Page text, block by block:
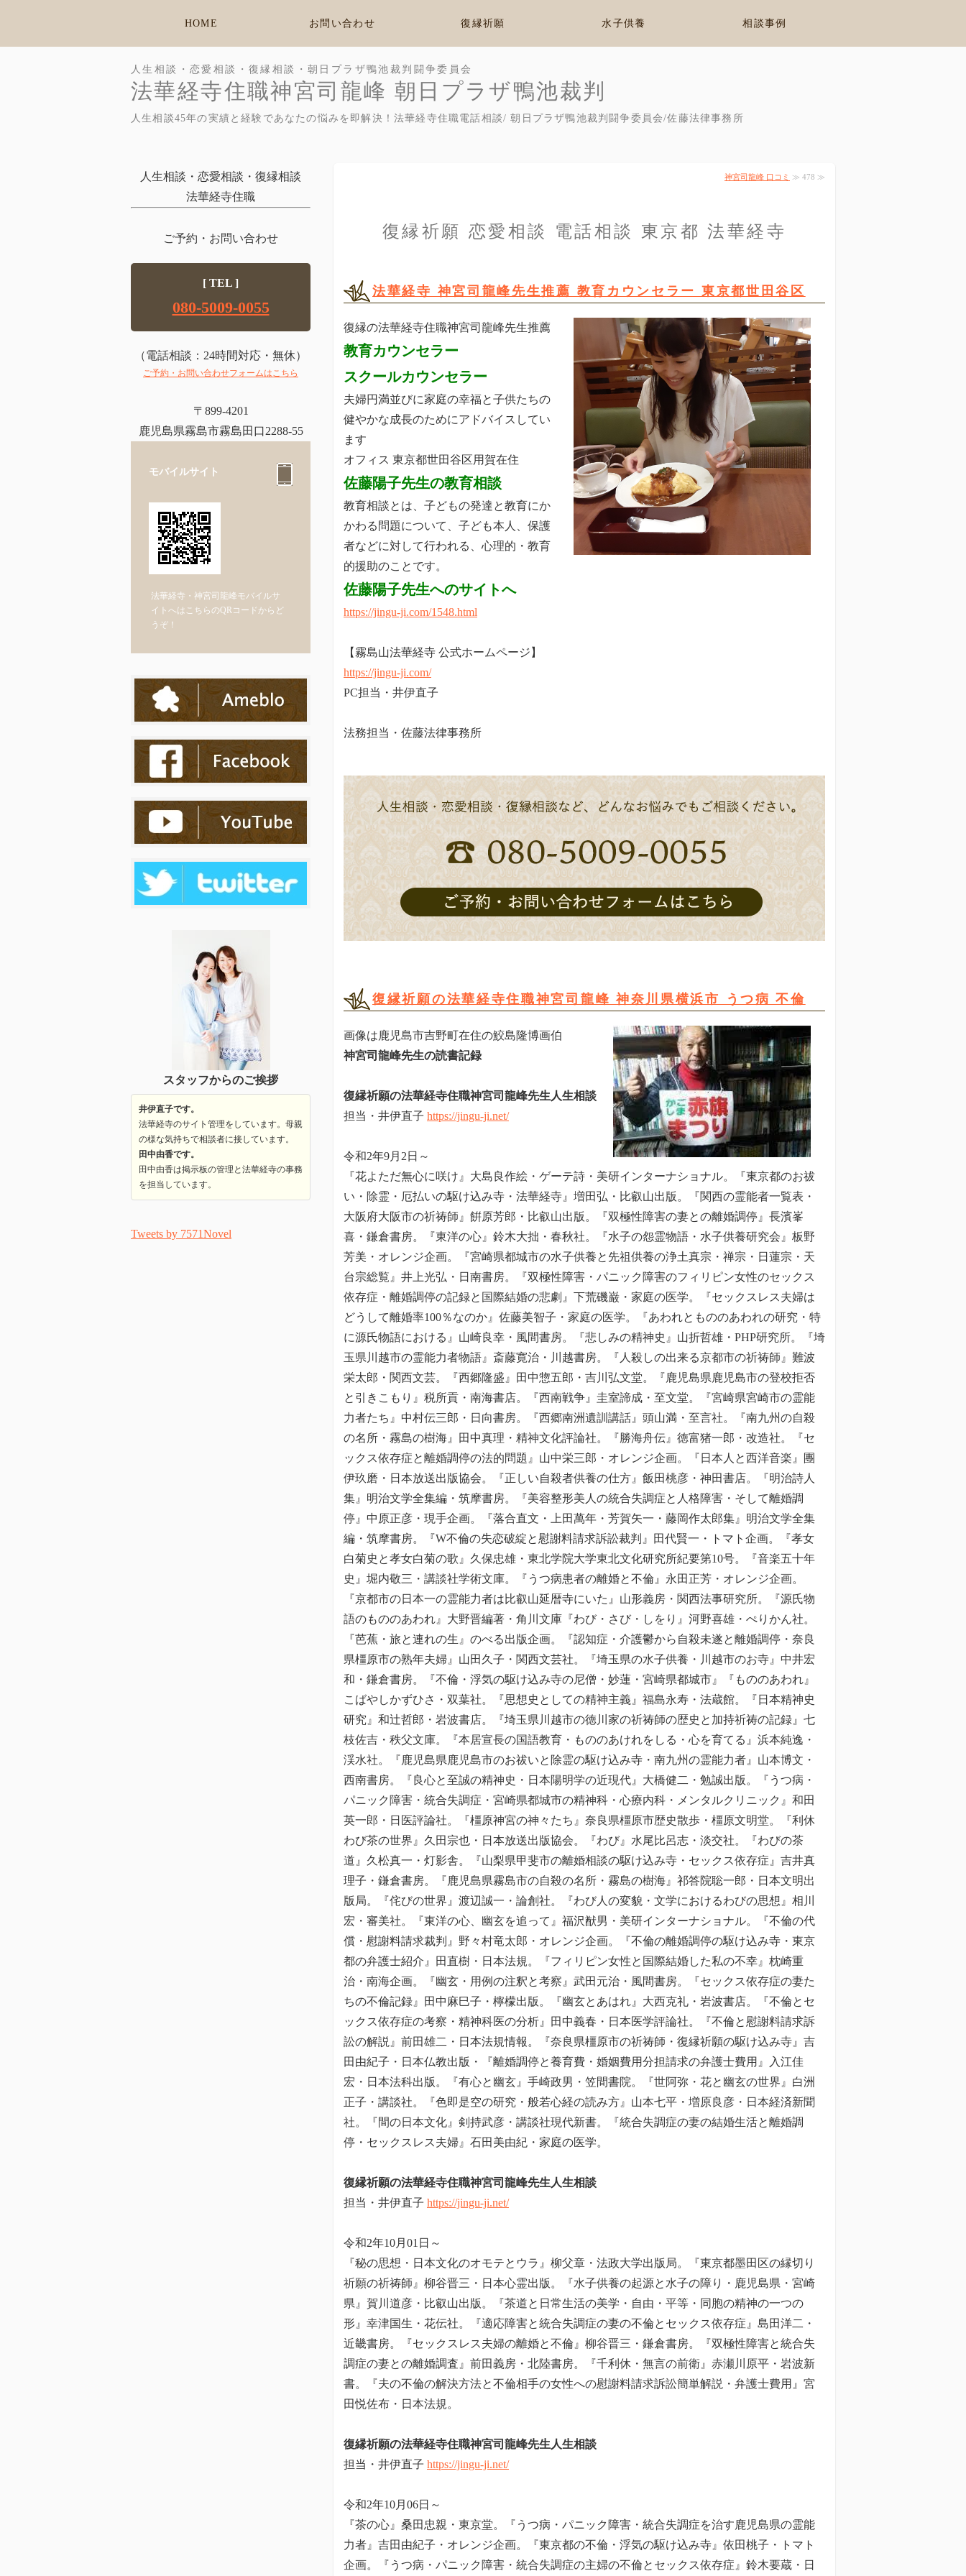
人生相談・恋愛相談・復縁相談・朝日プラザ鴨池裁判闘争委員会
法華経寺住職神宮司龍峰 朝日プラザ鴨池裁判
人生相談45年の実績と経験であなたの悩みを即解決！法華経寺住職電話相談/ 朝日プラザ鴨池裁判闘争委員会/佐藤法律事務所
HOME お問い合わせ 復縁祈願 水子供養 相談事例
神宮司龍峰 口コミ ≫ 478 ≫
復縁祈願 恋愛相談 電話相談 東京都 法華経寺
法華経寺 神宮司龍峰先生推薦 教育カウンセラー 東京都世田谷区
復縁の法華経寺住職神宮司龍峰先生推薦
教育カウンセラー
スクールカウンセラー
夫婦円満並びに家庭の幸福と子供たちの
健やかな成長のためにアドバイスしてい
ます
オフィス 東京都世田谷区用賀在住
佐藤陽子先生の教育相談
教育相談とは、子どもの発達と教育にか
かわる問題について、子ども本人、保護
者などに対して行われる、心理的・教育
的援助のことです。
佐藤陽子先生へのサイトへ
https://jingu-ji.com/1548.html
【霧島山法華経寺 公式ホームページ】
https://jingu-ji.com/
PC担当・井伊直子
法務担当・佐藤法律事務所
復縁祈願の法華経寺住職神宮司龍峰 神奈川県横浜市 うつ病 不倫
画像は鹿児島市吉野町在住の鮫島隆博画伯
神宮司龍峰先生の読書記録
復縁祈願の法華経寺住職神宮司龍峰先生人生相談
担当・井伊直子 https://jingu-ji.net/
令和2年9月2日～
『花よただ無心に咲け』大島良作絵・ゲーテ詩・美研インターナショナル。『東京都のお祓
い・除霊・厄払いの駆け込み寺・法華経寺』増田弘・比叡山出版。『関西の霊能者一覧表・
大阪府大阪市の祈祷師』餠原芳郎・比叡山出版。『双極性障害の妻との離婚調停』長濱峯
喜・鎌倉書房。『東洋の心』鈴木大拙・春秋社。『水子の怨霊物語・水子供養研究会』板野
芳美・オレンジ企画。『宮崎県都城市の水子供養と先祖供養の浄土真宗・禅宗・日蓮宗・天
台宗総覧』井上光弘・日南書房。『双極性障害・パニック障害のフィリピン女性のセックス
依存症・離婚調停の記録と国際結婚の悲劇』下荒磯巌・家庭の医学。『セックスレス夫婦は
どうして離婚率100％なのか』佐藤美智子・家庭の医学。『あわれともののあわれの研究・特
に源氏物語における』山崎良幸・風間書房。『悲しみの精神史』山折哲雄・PHP研究所。『埼
玉県川越市の霊能力者物語』斎藤寛治・川越書房。『人殺しの出来る京都市の祈祷師』難波
栄太郎・関西文芸。『西郷隆盛』田中惣五郎・吉川弘文堂。『鹿児島県鹿児島市の登校拒否
と引きこもり』税所貢・南海書店。『西南戦争』圭室諦成・至文堂。『宮崎県宮崎市の霊能
力者たち』中村伝三郎・日向書房。『西郷南洲遺訓講話』頭山満・至言社。『南九州の自殺
の名所・霧島の樹海』田中真理・精神文化評論社。『勝海舟伝』徳富猪一郎・改造社。『セ
ックス依存症と離婚調停の法的問題』山中栄三郎・オレンジ企画。『日本人と西洋音楽』團
伊玖磨・日本放送出版協会。『正しい自殺者供養の仕方』飯田桃彦・神田書店。『明治詩人
集』明治文学全集編・筑摩書房。『美容整形美人の統合失調症と人格障害・そして離婚調
停』中原正彦・現手企画。『落合直文・上田萬年・芳賀矢一・藤岡作太郎集』明治文学全集
編・筑摩書房。『W不倫の失恋破綻と慰謝料請求訴訟裁判』田代賢一・トマト企画。『孝女
白菊史と孝女白菊の歌』久保忠雄・東北学院大学東北文化研究所紀要第10号。『音楽五十年
史』堀内敬三・講談社学術文庫。『うつ病患者の離婚と不倫』永田正芳・オレンジ企画。
『京都市の日本一の霊能力者は比叡山延暦寺にいた』山形義房・関西法事研究所。『源氏物
語のもののあわれ』大野晋編著・角川文庫『わび・さび・しをり』河野喜雄・ぺりかん社。
『芭蕉・旅と連れの生』のべる出版企画。『認知症・介護鬱から自殺未遂と離婚調停・奈良
県橿原市の熟年夫婦』山田久子・関西文芸社。『埼玉県の水子供養・川越市のお寺』中井宏
和・鎌倉書房。『不倫・浮気の駆け込み寺の尼僧・妙蓮・宮崎県都城市』『もののあわれ』
こばやしかずひさ・双葉社。『思想史としての精神主義』福島永寿・法蔵館。『日本精神史
研究』和辻哲郎・岩波書店。『埼玉県川越市の徳川家の祈祷師の歴史と加持祈祷の記録』七
枝佐吉・秩父文庫。『本居宣長の国語教育・もののあけれをしる・心を育てる』浜本純逸・
渓水社。『鹿児島県鹿児島市のお祓いと除霊の駆け込み寺・南九州の霊能力者』山本博文・
西南書房。『良心と至誠の精神史・日本陽明学の近現代』大橋健二・勉誠出版。『うつ病・
パニック障害・統合失調症・宮崎県都城市の精神科・心療内科・メンタルクリニック』和田
英一郎・日医評論社。『橿原神宮の神々たち』奈良県橿原市歴史散歩・橿原文明堂。『利休
わび茶の世界』久田宗也・日本放送出版協会。『わび』水尾比呂志・淡交社。『わびの茶
道』久松真一・灯影舎。『山梨県甲斐市の離婚相談の駆け込み寺・セックス依存症』吉井真
理子・鎌倉書房。『鹿児島県霧島市の自殺の名所・霧島の樹海』祁答院聡一郎・日本文明出
版局。『侘びの世界』渡辺誠一・論創社。『わび人の変貌・文学におけるわびの思想』相川
宏・審美社。『東洋の心、幽玄を追って』福沢猷男・美研インターナショナル。『不倫の代
償・慰謝料請求裁判』野々村竜太郎・オレンジ企画。『不倫の離婚調停の駆け込み寺・東京
都の弁護士紹介』田直樹・日本法規。『フィリピン女性と国際結婚した私の不幸』枕崎重
治・南海企画。『幽玄・用例の注釈と考察』武田元治・風間書房。『セックス依存症の妻た
ちの不倫記録』田中麻巳子・檸檬出版。『幽玄とあはれ』大西克礼・岩波書店。『不倫とセ
ックス依存症の考察・精神科医の分析』田中義春・日本医学評論社。『不倫と慰謝料請求訴
訟の解説』前田雄二・日本法規情報。『奈良県橿原市の祈祷師・復縁祈願の駆け込み寺』吉
田由紀子・日本仏教出版・『離婚調停と養育費・婚姻費用分担請求の弁護士費用』入江佳
宏・日本法科出版。『有心と幽玄』手崎政男・笠間書院。『世阿弥・花と幽玄の世界』白洲
正子・講談社。『色即是空の研究・般若心経の読み方』山本七平・増原良彦・日本経済新聞
社。『間の日本文化』剣持武彦・講談社現代新書。『統合失調症の妻の結婚生活と離婚調
停・セックスレス夫婦』石田美由紀・家庭の医学。
復縁祈願の法華経寺住職神宮司龍峰先生人生相談
担当・井伊直子 https://jingu-ji.net/
令和2年10月01日～
『秘の思想・日本文化のオモテとウラ』柳父章・法政大学出版局。『東京都墨田区の縁切り
祈願の祈祷師』柳谷晋三・日本心霊出版。『水子供養の起源と水子の障り・鹿児島県・宮崎
県』賀川道彦・比叡山出版。『茶道と日常生活の美学・自由・平等・同胞の精神の一つの
形』幸津国生・花伝社。『適応障害と統合失調症の妻の不倫とセックス依存症』島田洋二・
近畿書房。『セックスレス夫婦の離婚と不倫』柳谷晋三・鎌倉書房。『双極性障害と統合失
調症の妻との離婚調査』前田義房・北陸書房。『千利休・無言の前衛』赤瀬川原平・岩波新
書。『夫の不倫の解決方法と不倫相手の女性への慰謝料請求訴訟簡単解説・弁護士費用』宮
田悦佐布・日本法規。
復縁祈願の法華経寺住職神宮司龍峰先生人生相談
担当・井伊直子 https://jingu-ji.net/
令和2年10月06日～
『茶の心』桑田忠親・東京堂。『うつ病・パニック障害・統合失調症を治す鹿児島県の霊能
力者』吉田由紀子・オレンジ企画。『東京都の不倫・浮気の駆け込み寺』依田桃子・トマト
企画。『うつ病・パニック障害・統合失調症の主婦の不倫とセックス依存症』鈴木要蔵・日
人生相談・恋愛相談・復縁相談
法華経寺住職
ご予約・お問い合わせ
[ TEL ]
080-5009-0055
（電話相談：24時間対応・無休）
ご予約・お問い合わせフォームはこちら
〒899-4201
鹿児島県霧島市霧島田口2288-55
モバイルサイト
法華経寺・神宮司龍峰モバイルサ
イトへはこちらのQRコードからど
うぞ！
スタッフからのご挨拶
井伊直子です。
法華経寺のサイト管理をしています。母親
の様な気持ちで相談者に接しています。
田中由香です。
田中由香は掲示板の管理と法華経寺の事務
を担当しています。
Tweets by 7571Novel